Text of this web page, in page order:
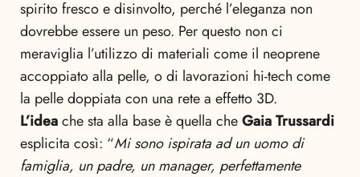
spirito fresco e disinvolto, perché l’eleganza non
dovrebbe essere un peso. Per questo non ci
meraviglia l’utilizzo di materiali come il neoprene
accoppiato alla pelle, o di lavorazioni hi-tech come
la pelle doppiata con una rete a effetto 3D.
L’ideache sta alla base è quella cheGaia Trussardi
esplicita così: “Mi sono ispirata ad un uomo di
famiglia, un padre, un manager, perfettamente